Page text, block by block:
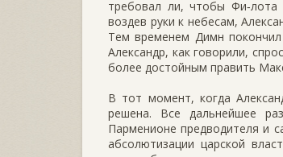
требовал ли, чтобы
воздев руки к небесам,
Тем временем Димн
Александр, как говорили,
более достойным править
В тот момент, когда
решена. Все дальнейшее
Парменионе предводителя и
абсолютизации царской